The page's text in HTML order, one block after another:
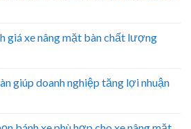
giá xe nâng mặt bàn chất lượng
giúp doanh nghiệp tăng lợi nhuận